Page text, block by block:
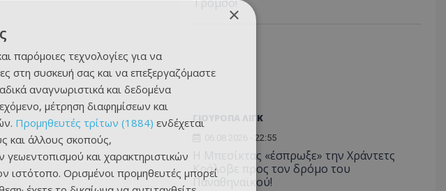
ΓΙΟΥΡΟΠΑ ΛΙΓΚ
06.08.2026 - 22:55
Η Μπεσίκτας «έσπρωξε» την Χράντετς
Κράλοβε προς τον δρόμο του
Παναθηναϊκού!
×
παρόμοιες τεχνολογίες για να
στη συσκευή σας και να επεξεργαζόμαστε
αναγνωριστικά και δεδομένα
μέτρηση διαφημίσεων και
Προμηθευτές τρίτων (1884) ενδέχεται
και άλλους σκοπούς,
και χαρακτηριστικών
ιστότοπο. Ορισμένοι προμηθευτές μπορεί